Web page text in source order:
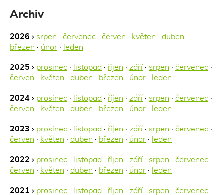
Archiv
2026 › srpen · červenec · červen · květen · duben ·
březen · únor · leden
2025 › prosinec · listopad · říjen · září · srpen · červenec ·
červen · květen · duben · březen · únor · leden
2024 › prosinec · listopad · říjen · září · srpen · červenec ·
červen · květen · duben · březen · únor · leden
2023 › prosinec · listopad · říjen · září · srpen · červenec ·
červen · květen · duben · březen · únor · leden
2022 › prosinec · listopad · říjen · září · srpen · červenec ·
červen · květen · duben · březen · únor · leden
2021 › prosinec · listopad · říjen · září · srpen · červenec ·